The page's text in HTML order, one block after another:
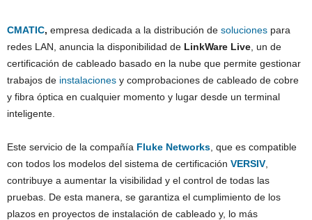
CMATIC, empresa dedicada a la distribución de soluciones para
redes LAN, anuncia la disponibilidad de LinkWare Live , un de
certificación de cableado basado en la nube que permite gestionar
trabajos de instalaciones y comprobaciones de cableado de cobre
y fibra óptica en cualquier momento y lugar desde un terminal
inteligente.
Este servicio de la compañía Fluke Networks , que es compatible
con todos los modelos del sistema de certificación VERSIV
contribuye a aumentar la visibilidad y el control de todas las
pruebas. De esta manera, se garantiza el cumplimiento de los
plazos en proyectos de instalación de cableado y, lo más